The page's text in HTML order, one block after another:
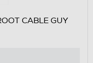
CABLE GUY